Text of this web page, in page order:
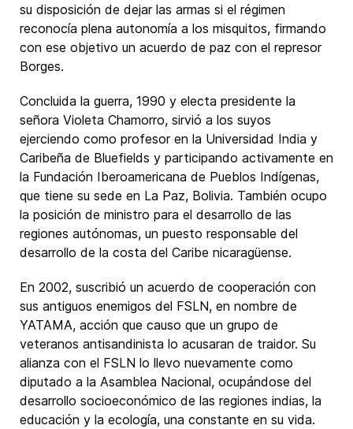
su disposición de dejar las armas si el régimen
reconocía plena autonomía a los misquitos, firmando
con ese objetivo un acuerdo de paz con el represor
Borges.
Concluida la guerra, 1990 y electa presidente la
señora Violeta Chamorro, sirvió a los suyos
ejerciendo como profesor en la Universidad India y
Caribeña de Bluefields y participando activamente en
la Fundación Iberoamericana de Pueblos Indígenas,
que tiene su sede en La Paz, Bolivia. También ocupo
la posición de ministro para el desarrollo de las
regiones autónomas, un puesto responsable del
desarrollo de la costa del Caribe nicaragüense.
En 2002, suscribió un acuerdo de cooperación con
sus antiguos enemigos del FSLN, en nombre de
YATAMA, acción que causo que un grupo de
veteranos antisandinista lo acusaran de traidor. Su
alianza con el FSLN lo llevo nuevamente como
diputado a la Asamblea Nacional, ocupándose del
desarrollo socioeconómico de las regiones indias, la
educación y la ecología, una constante en su vida.